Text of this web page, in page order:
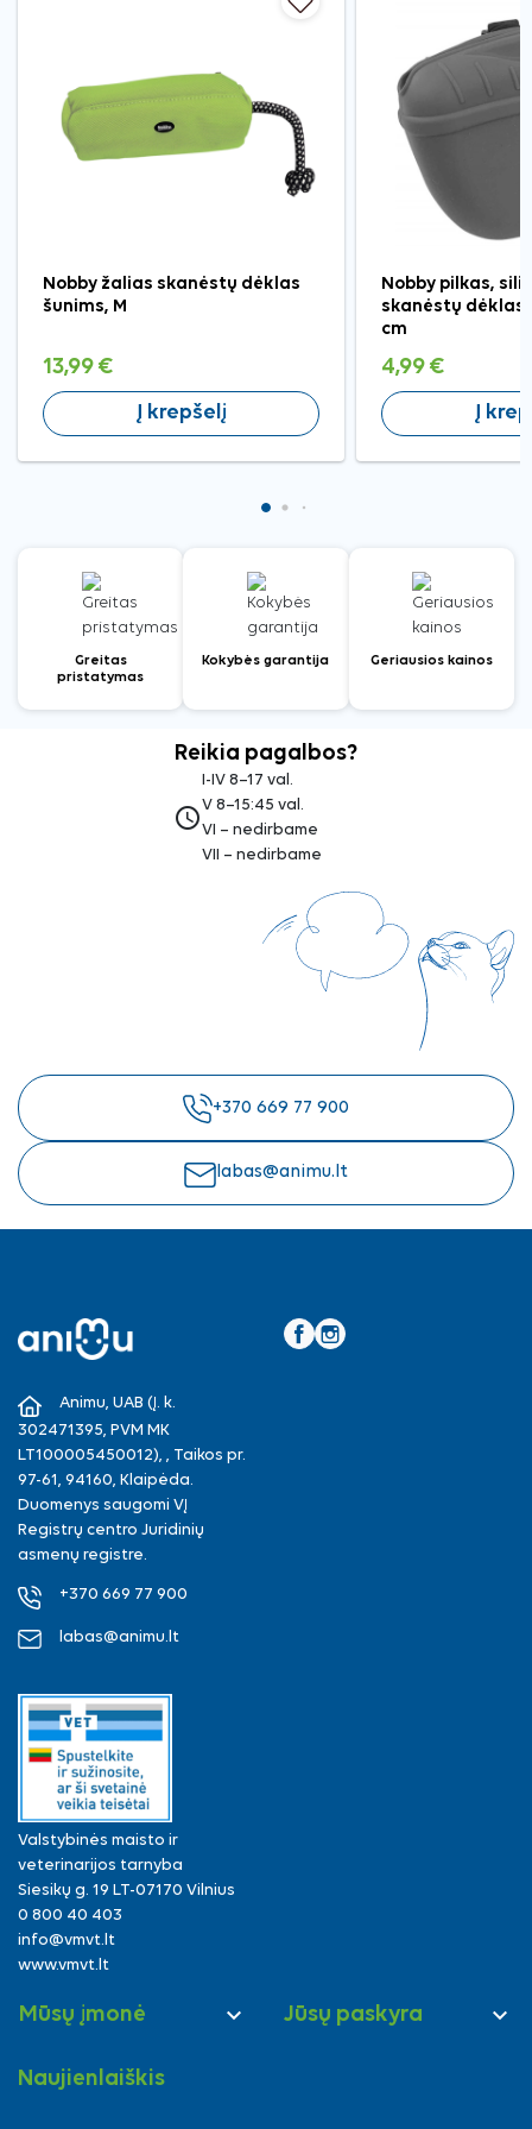
Nobby žalias skanėstų dėklas
šunims, M
13,99 €
Į krepšelį
Nobby pilkas,
skanėstų dėklas,
cm
4,99 €
Į
Greitas
pristatymas
Kokybės garantija Geriausios kainos
Reikia pagalbos?
access_time
I-IV 8–17 val.
V 8–15:45 val.
VI – nedirbame
VII – nedirbame
+370 669 77 900
labas@animu.lt
Animu, UAB (Į. k.
302471395, PVM MK
LT100005450012), , Taikos pr.
97-61, 94160, Klaipėda.
Duomenys saugomi VĮ
Registrų centro Juridinių
asmenų registre.
+370 669 77 900
labas@animu.lt
Valstybinės maisto ir
veterinarijos tarnyba
Siesikų g. 19 LT-07170 Vilnius
0 800 40 403
info@vmvt.lt
www.vmvt.lt
Mūsų įmonė  Jūsų paskyra 
Naujienlaiškis